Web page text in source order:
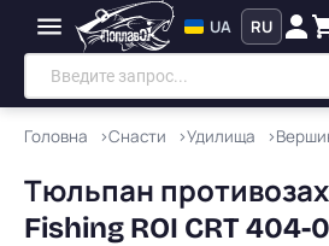
UA RU
Головна Снасти Удилища
Тюльпан
Fishing ROI CRT 404-